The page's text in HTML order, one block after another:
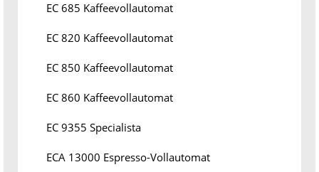
EC 685 Kaffeevollautomat
EC 820 Kaffeevollautomat
EC 850 Kaffeevollautomat
EC 860 Kaffeevollautomat
EC 9355 Specialista
ECA 13000 Espresso-Vollautomat